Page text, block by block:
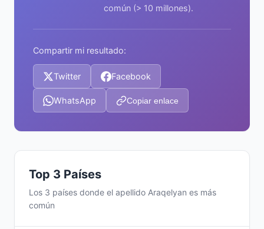
común (> 10 millones).
Compartir mi resultado:
Twitter Facebook
WhatsApp Copiar enlace
Top 3 Países
Los 3 países donde el apellido Araqelyan es más
común